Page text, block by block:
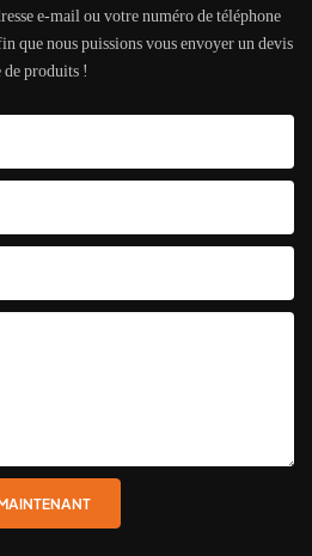
e-mail ou votre numéro de téléphone
que nous puissions vous envoyer un devis
produits !